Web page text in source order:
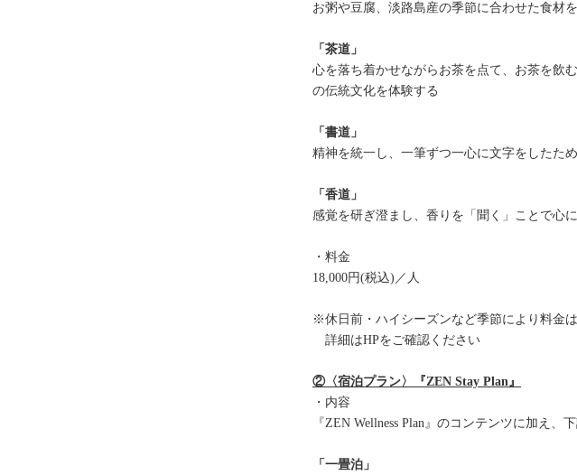
お粥や豆腐、淡路島産の季節に合わせた食材
「茶道」
心を落ち着かせながらお茶を点て、お茶を飲
の伝統文化を体験する
「書道」
精神を統一し、一筆ずつ一心に文字をしたた
「香道」
感覚を研ぎ澄まし、香りを「聞く」ことで心
・料金
18,000円(税込)／人
※休日前・ハイシーズンなど季節により料金
詳細はHPをご確認ください
②〈宿泊プラン〉『ZEN Stay Plan』
・内容
『ZEN Wellness Plan』のコンテンツに加え、
「一畳泊」